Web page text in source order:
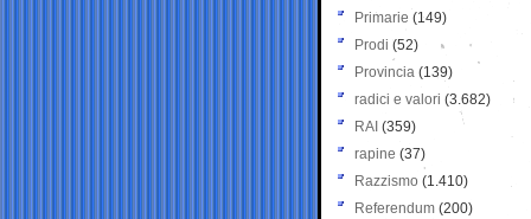
Primarie (149)
Prodi (52)
Provincia (139)
radici e valori (3.682)
RAI (359)
rapine (37)
Razzismo (1.410)
Referendum (200)